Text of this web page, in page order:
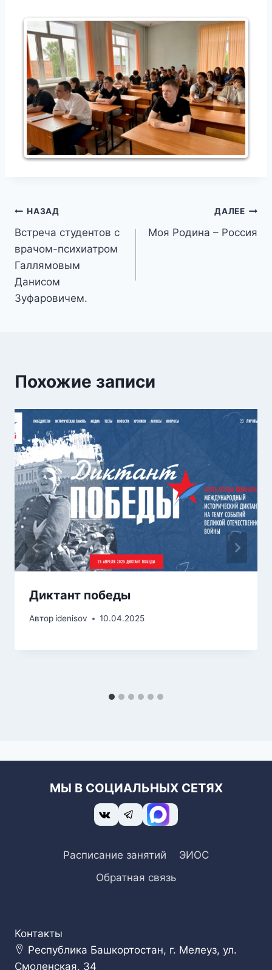
Навигация
по
записям
НАЗАД
Встреча студентов с
врачом-психиатром
Галлямовым
Данисом
Зуфаровичем.
ДАЛЕЕ
Моя Родина – Россия
Похожие записи
Диктант победы
Автор idenisov 10.04.2025
МЫ В СОЦИАЛЬНЫХ СЕТЯХ
Расписание занятий
ЭИОС
Обратная связь
Контакты
Республика Башкортостан, г. Мелеуз, ул.
Смоленская, 34